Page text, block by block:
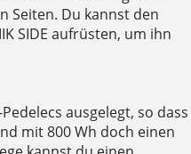
Seiten. Du kannst den
SIDE aufrüsten, um ihn
ausgelegt, so dass
mit 800 Wh doch einen